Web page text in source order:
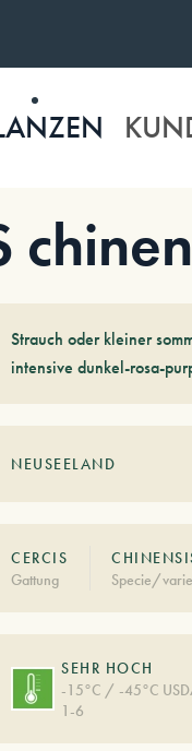
Strauch oder kleiner
intensive dunkel-rosa-
NEUSEELAND
CERCIS
Gattung
Specie/
SEHR HOCH
-15°C / -45°C
1-6